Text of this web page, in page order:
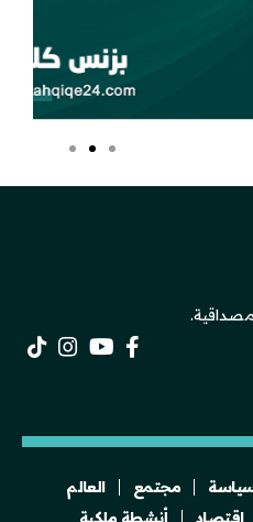
مجتمع
العالم
اقتصاد أنشطة ملكية